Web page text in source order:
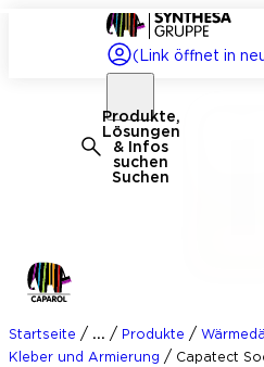
(Link öffnet in
Produkte,
Lösungen
& Infos
suchen
Suchen
Startseite / ... / Produkte /
Kleber und Armierung / Capatect